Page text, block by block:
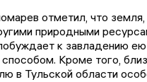
отметил, что земля,
природными
к завладению
Кроме того,
в Тульской области